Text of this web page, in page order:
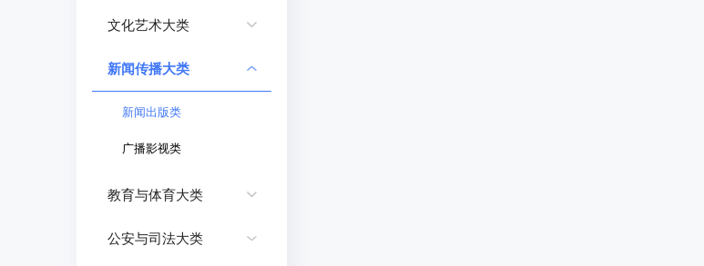
文化艺术大类
新闻传播大类
新闻出版类
广播影视类
教育与体育大类
公安与司法大类